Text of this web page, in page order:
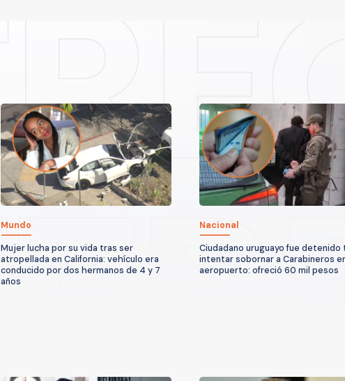
Mundo
Mujer lucha por su vida tras ser
atropellada en California: vehículo era
conducido por dos hermanos de 4 y 7
años
Nacional
Ciudadano uruguayo fue detenido
intentar sobornar a Carabineros
aeropuerto: ofreció 60 mil pesos